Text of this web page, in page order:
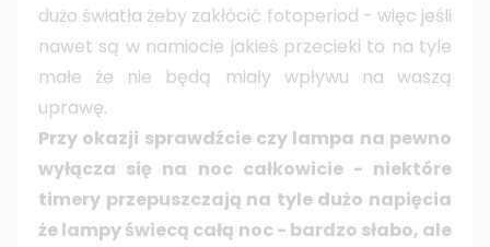
dużo światła żeby zakłócić fotoperiod - więc jeśli
nawet są w namiocie jakieś przecieki to na tyle
małe że nie będą miały wpływu na waszą
uprawę.
Przy okazji sprawdźcie czy lampa na pewno
wyłącza się na noc całkowicie - niektóre
timery przepuszczają na tyle dużo napięcia
że lampy świecą całą noc - bardzo słabo, ale